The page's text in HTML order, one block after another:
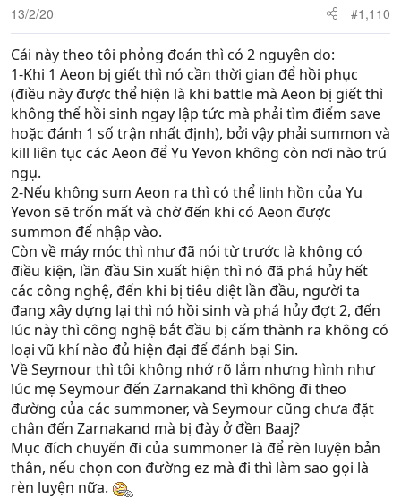
13/2/20 #1,110
Cái này theo tôi phỏng đoán thì có 2 nguyên do:
1-Khi 1 Aeon bị giết thì nó cần thời gian để hồi phục
(điều này được thể hiện là khi battle mà Aeon bị giết thì
không thể hồi sinh ngay lập tức mà phải tìm điểm save
hoặc đánh 1 số trận nhất định), bởi vậy phải summon và
kill liên tục các Aeon để Yu Yevon không còn nơi nào trú
ngụ.
2-Nếu không sum Aeon ra thì có thể linh hồn của Yu
Yevon sẽ trốn mất và chờ đến khi có Aeon được
summon để nhập vào.
Còn về máy móc thì như đã nói từ trước là không có
điều kiện, lần đầu Sin xuất hiện thì nó đã phá hủy hết
các công nghệ, đến khi bị tiêu diệt lần đầu, người ta
đang xây dựng lại thì nó hồi sinh và phá hủy đợt 2, đến
lúc này thì công nghệ bắt đầu bị cấm thành ra không có
loại vũ khí nào đủ hiện đại để đánh bại Sin.
Về Seymour thì tôi không nhớ rõ lắm nhưng hình như
lúc mẹ Seymour đến Zarnakand thì không đi theo
đường của các summoner, và Seymour cũng chưa đặt
chân đến Zarnakand mà bị đày ở đền Baaj?
Mục đích chuyến đi của summoner là để rèn luyện bản
thân, nếu chọn con đường ez mà đi thì làm sao gọi là
rèn luyện nữa.